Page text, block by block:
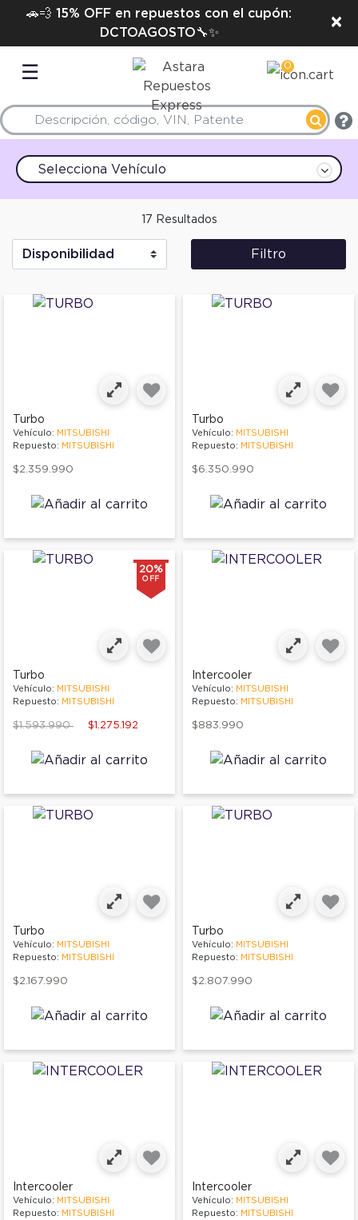
🚗💨 15% OFF en repuestos con el cupón:
DCTOAGOSTO🔧✨
×
☰ 0
Selecciona Vehículo
17 Resultados
Filtro
Turbo
Vehículo: MITSUBISHI
Repuesto: MITSUBISHI
$2.359.990
Turbo
Vehículo: MITSUBISHI
Repuesto: MITSUBISHI
$6.350.990
20%
OFF
Turbo
Vehículo: MITSUBISHI
Repuesto: MITSUBISHI
Price reduced from
$1.593.990to $1.275.192
Intercooler
Vehículo: MITSUBISHI
Repuesto: MITSUBISHI
$883.990
Turbo
Vehículo: MITSUBISHI
Repuesto: MITSUBISHI
$2.167.990
Turbo
Vehículo: MITSUBISHI
Repuesto: MITSUBISHI
$2.807.990
Intercooler
Vehículo: MITSUBISHI
Repuesto: MITSUBISHI
Intercooler
Vehículo: MITSUBISHI
Repuesto: MITSUBISHI